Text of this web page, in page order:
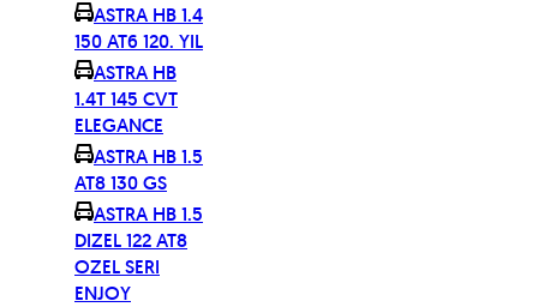
ASTRA HB 1.4
150 AT6 120. YIL
ASTRA HB
1.4T 145 CVT
ELEGANCE
ASTRA HB 1.5
AT8 130 GS
ASTRA HB 1.5
DIZEL 122 AT8
OZEL SERI
ENJOY